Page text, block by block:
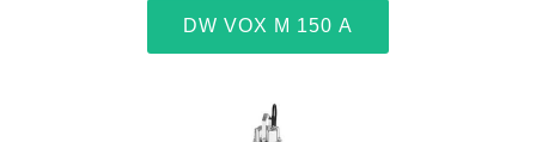
DW VOX M 150 A